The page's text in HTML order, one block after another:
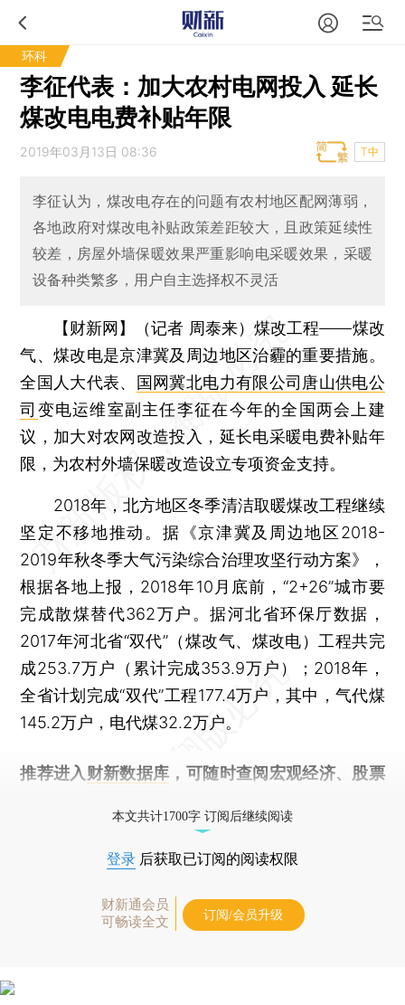
环科
李征代表：加大农村电网投入 延长
煤改电电费补贴年限
2019年03月13日 08:36 T中
李征认为，煤改电存在的问题有农村地区配网薄弱，
各地政府对煤改电补贴政策差距较大，且政策延续性
较差，房屋外墙保暖效果严重影响电采暖效果，采暖
设备种类繁多，用户自主选择权不灵活
【财新网】（记者 周泰来） 煤改工程——煤改
气、煤改电是京津冀及周边地区治霾的重要措施。
全国人大代表、
国网冀北电力有限公司唐山供电公
司 变电运维室副主任李征在今年的全国两会上建
议，加大对农网改造投入，延长电采暖电费补贴年
限，为农村外墙保暖改造设立专项资金支持。
2018年，北方地区冬季清洁取暖煤改工程继续
坚定不移地推动。据《京津冀及周边地区2018-
2019年秋冬季大气污染综合治理攻坚行动方案》，
根据各地上报，2018年10月底前，“2+26”城市要
完成散煤替代362万户。据河北省环保厅数据，
2017年河北省“双代”（煤改气、煤改电）工程共完
成253.7万户（累计完成353.9万户）；2018年，
全省计划完成“双代”工程177.4万户，其中，气代煤
145.2万户，电代煤32.2万户。
推荐进入 财新数据库 ，可随时查阅宏观经济、股票
本文共计1700字 订阅后继续阅读
登录 后获取已订阅的阅读权限
财新通会员
可畅读全文
订阅/会员升级